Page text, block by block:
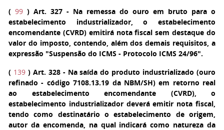
( 99 ) Art. 327 - Na remessa do ouro em bruto para o
estabelecimento industrializador, o estabelecimento
encomendante (CVRD) emitirá nota fiscal sem destaque do
valor do imposto, contendo, além dos demais requisitos, a
expressão "Suspensão do ICMS - Protocolo ICMS 24/96".
( 139 ) Art. 328- Na saída do produto industrializado (ouro
refinado - código 7108.13.19 da NBM/SH) em retorno real
ao estabelecimento encomendante (CVRD), o
estabelecimento industrializador deverá emitir nota fiscal,
tendo como destinatário o estabelecimento de origem,
autor da encomenda, na qual indicará como natureza da